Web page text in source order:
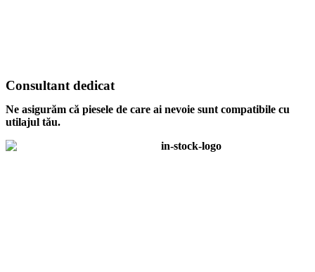
Consultant dedicat
Ne asigurăm că piesele de care ai nevoie sunt compatibile cu
utilajul tău.